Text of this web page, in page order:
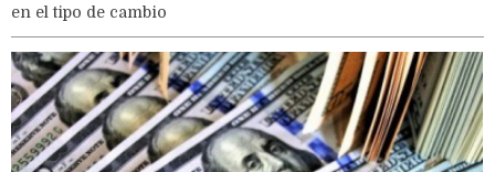
en el tipo de cambio